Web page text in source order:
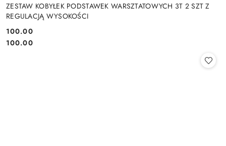
ZESTAW KOBYŁEK PODSTAWEK WARSZTATOWYCH 3T 2 SZT Z
REGULACJĄ WYSOKOŚCI
Cena:
100.00
Cena:
100.00